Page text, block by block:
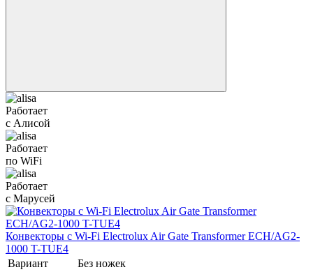
Работает
с Алисой
Работает
по WiFi
Работает
с Марусей
Конвекторы с Wi-Fi Electrolux Air Gate Transformer ECH/AG2-
1000 T-TUE4
Вариант
Без ножек